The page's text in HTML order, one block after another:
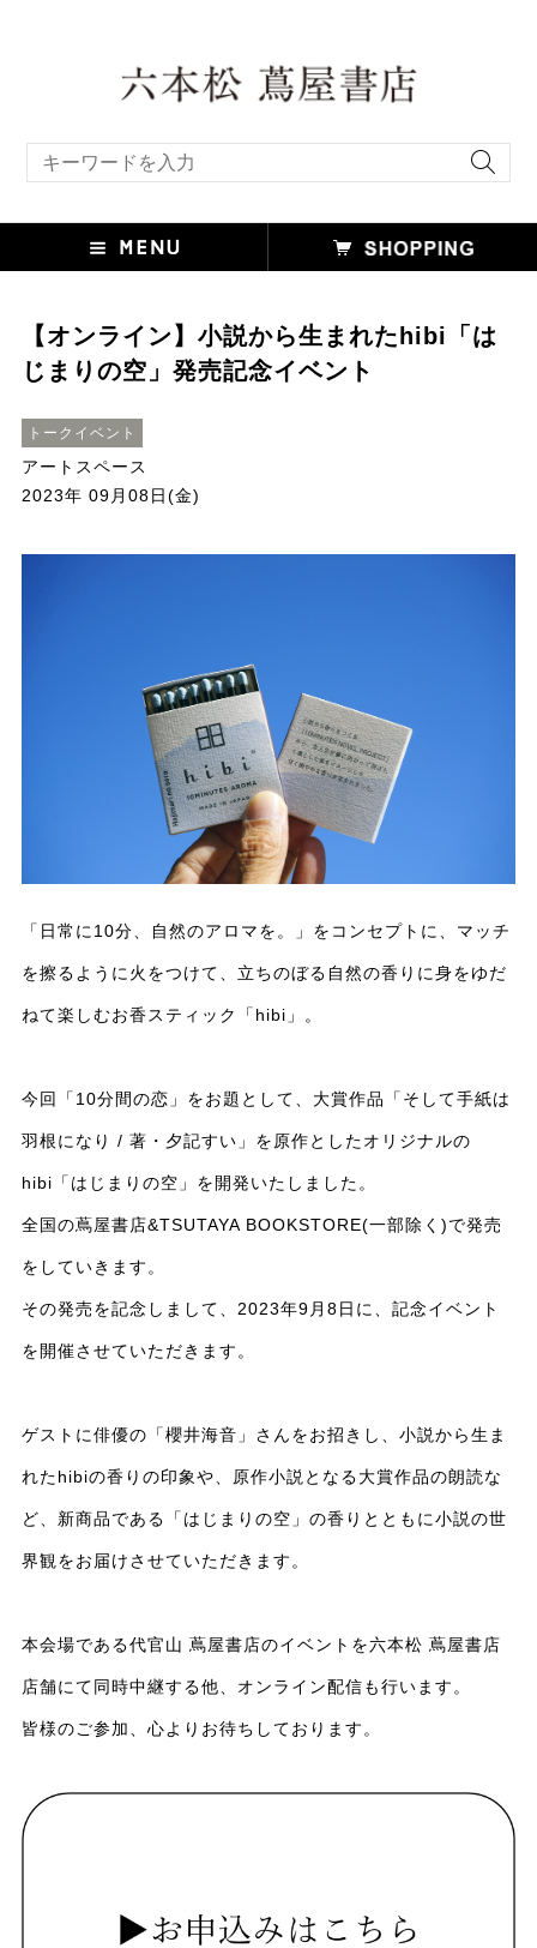
【オンライン】小説から生まれたhibi「は
じまりの空」発売記念イベント
トークイベント
アートスペース
2023年 09月08日(金)
「日常に10分、自然のアロマを。」をコンセプトに、マッチ
を擦るように火をつけて、立ちのぼる自然の香りに身をゆだ
ねて楽しむお香スティック「hibi」。
今回「10分間の恋」をお題として、大賞作品「そして手紙は
羽根になり / 著・夕記すい」を原作としたオリジナルの
hibi「はじまりの空」を開発いたしました。
全国の蔦屋書店&TSUTAYA BOOKSTORE(一部除く)で発売
をしていきます。
その発売を記念しまして、2023年9月8日に、記念イベント
を開催させていただきます。
ゲストに俳優の「櫻井海音」さんをお招きし、小説から生ま
れたhibiの香りの印象や、原作小説となる大賞作品の朗読な
ど、新商品である「はじまりの空」の香りとともに小説の世
界観をお届けさせていただきます。
本会場である代官山 蔦屋書店のイベントを六本松 蔦屋書店
店舗にて同時中継する他、オンライン配信も行います。
皆様のご参加、心よりお待ちしております。